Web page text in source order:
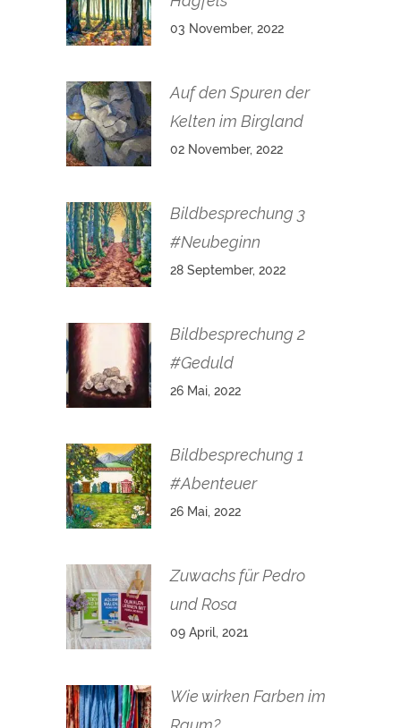
03 November, 2022
Auf den Spuren der
Kelten im Birgland
02 November, 2022
Bildbesprechung 3
#Neubeginn
28 September, 2022
Bildbesprechung 2
#Geduld
26 Mai, 2022
Bildbesprechung 1
#Abenteuer
26 Mai, 2022
Zuwachs für Pedro
und Rosa
09 April, 2021
Wie wirken Farben im